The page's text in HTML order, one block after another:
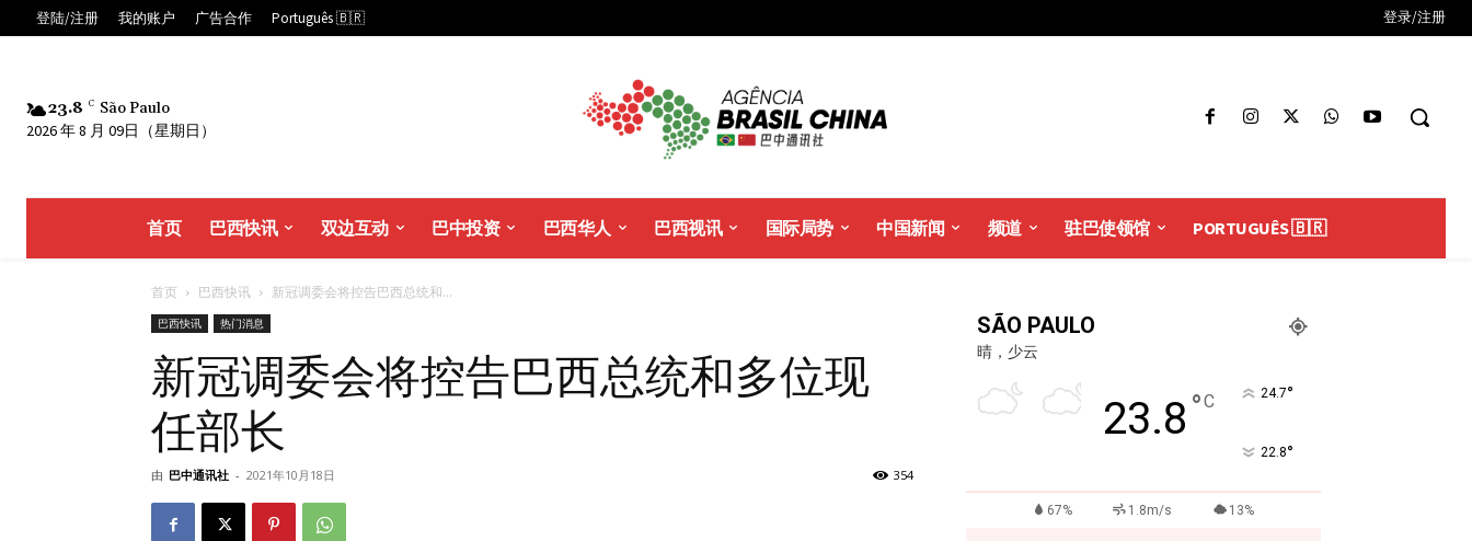
登陆/注册 我的账户 广告合作 Português 🇧🇷 登录/注册
23.8 C São Paulo
2026 年 8 月 09日（星期日）
首页 巴西快讯 双边互动 巴中投资 巴西华人 巴西视讯 国际局势 中国新闻 频道 驻巴使领馆 PORTUGUÊS 🇧🇷
首页 巴西快讯 新冠调委会将控告巴西总统和...
巴西快讯 热门消息
新冠调委会将控告巴西总统和多位现
任部长
由 巴中通讯社 - 2021年10月18日 354
SÃO PAULO
晴，少云
23.8 °C 24.7°
22.8°
67% 1.8m/s 13%